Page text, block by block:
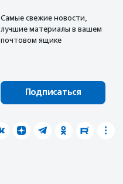
Cамые свежие новости,
лучшие материалы в вашем
почтовом ящике
Подписаться